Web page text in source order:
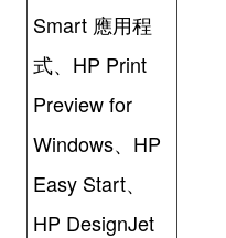
Smart 應用程
式、HP Print
Preview for
Windows、HP
Easy Start、
HP DesignJet